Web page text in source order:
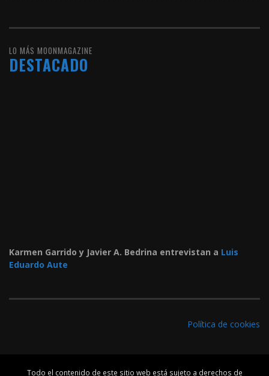
LO MÁS MOONMAGAZINE
DESTACADO
Karmen Garrido y Javier A. Bedrina entrevistan a Luis
Eduardo Aute
Política de cookies
Todo el contenido de este sitio web está sujeto a derechos de